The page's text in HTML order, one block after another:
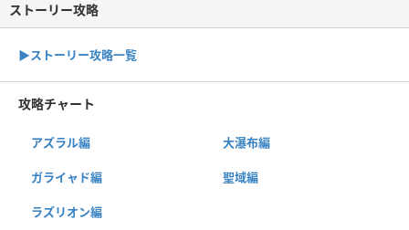
ストーリー攻略
▶︎ストーリー攻略一覧
攻略チャート
アズラル編 大瀑布編
ガライャド編 聖域編
ラズリオン編